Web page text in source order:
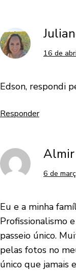
16 de
Edson, respondi
Responder
Almir
6 de
Eu e a minha
Profissionalismo
passeio único.
pelas fotos no
único que jamais